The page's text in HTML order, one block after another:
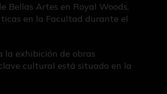
Bellas Artes en Royal Woods,
en la Facultad durante el
la exhibición de obras
cultural está situado en la